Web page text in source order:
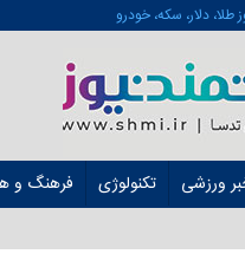
دلار، سکه، خودرو
ورزشی تکنولوژی فرهنگ و